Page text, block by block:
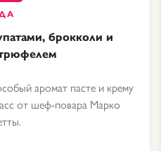
брокколи и
аромат пасте и крему
от шеф-повара Марко